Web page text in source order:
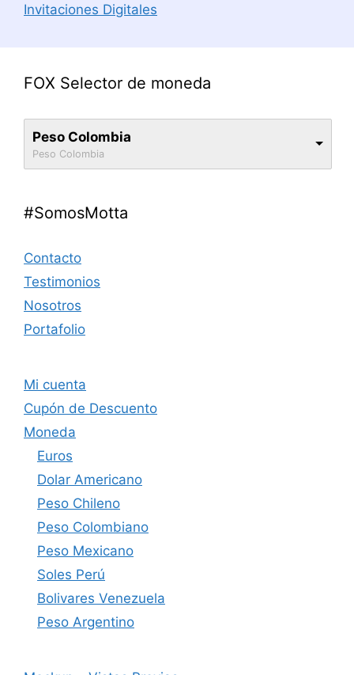
Invitaciones Digitales
FOX Selector de moneda
Peso Colombia
Peso Colombia
#SomosMotta
Contacto
Testimonios
Nosotros
Portafolio
Mi cuenta
Cupón de Descuento
Moneda
Euros
Dolar Americano
Peso Chileno
Peso Colombiano
Peso Mexicano
Soles Perú
Bolivares Venezuela
Peso Argentino